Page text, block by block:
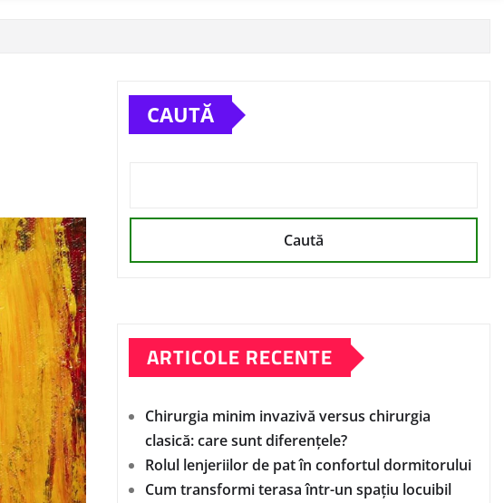
CAUTĂ
Caută
ARTICOLE RECENTE
Chirurgia minim invazivă versus chirurgia
clasică: care sunt diferențele?
Rolul lenjeriilor de pat în confortul dormitorului
Cum transformi terasa într-un spațiu locuibil